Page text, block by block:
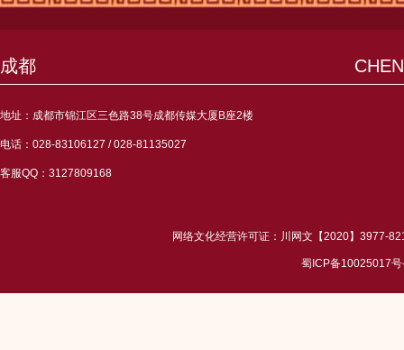
成都
地址：成都市锦江区三色路38号成都传媒大厦B座2楼
电话：028-83106127 / 028-81135027
客服QQ：3127809168
网络文化经营许可证：川网文【2020】3977-
蜀ICP备10025017